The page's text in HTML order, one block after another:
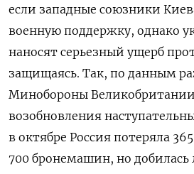
если западные союзники
военную поддержку, однако
наносят серьезный ущерб
защищаясь. Так, по данным
Минобороны
возобновления
в октябре Россия потеряла
700 бронемашин, но